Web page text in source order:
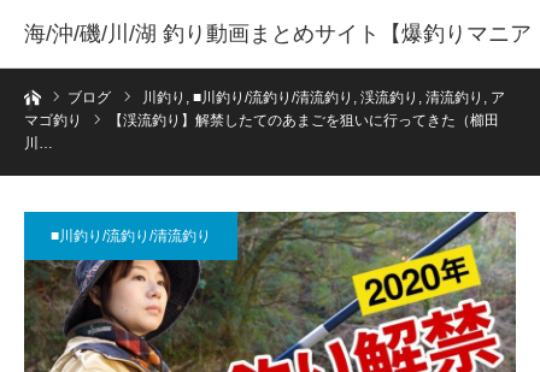
海/沖/磯/川/湖 釣り動画まとめサイト【爆釣りマニア
】ホームブログ 川釣り , ■川釣り/流釣り/清流釣り , 渓流釣り , 清流釣り , ア
マゴ釣り
【渓流釣り】解禁したてのあまごを狙いに行ってきた（櫛田
川…
■川釣り/流釣り/清流釣り